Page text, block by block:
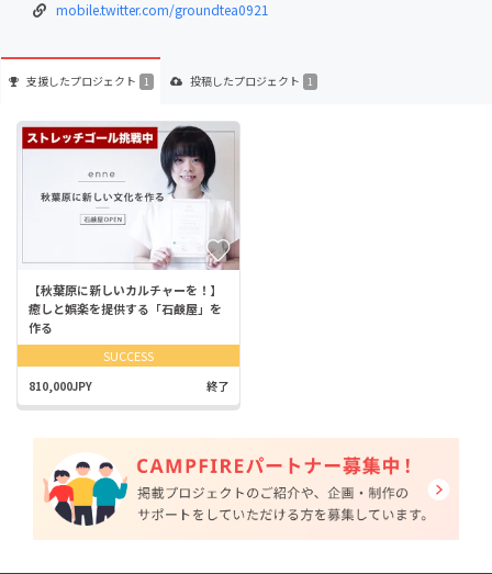
mobile.twitter.com/groundtea0921
支援したプロジェクト 1 投稿したプロジェクト 1
【秋葉原に新しいカルチャーを！】
癒しと娯楽を提供する「石鹸屋」を
作る
SUCCESS
810,000JPY 終了